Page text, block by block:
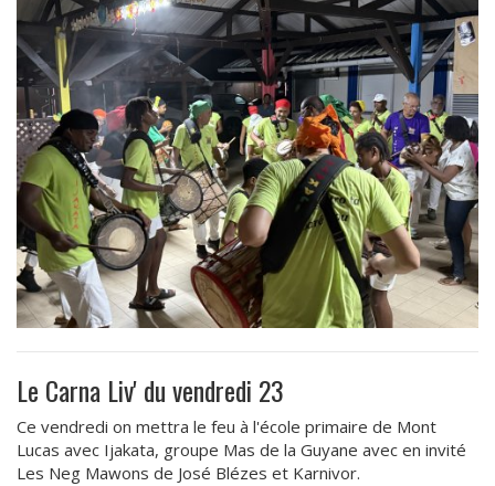
Le Carna Liv' du vendredi 23
Ce vendredi on mettra le feu à l'école primaire de Mont
Lucas avec Ijakata, groupe Mas de la Guyane avec en invité
Les Neg Mawons de José Blézes et Karnivor.